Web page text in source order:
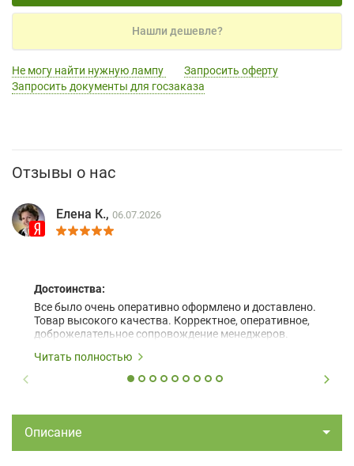
Нашли дешевле?
Не могу найти нужную лампу
Запросить оферту
Запросить документы для госзаказа
Отзывы о нас
Елена К., 06.07.2026
Достоинства:
Все было очень оперативно оформлено и доставлено.
Товар высокого качества. Корректное, оперативное,
доброжелательное сопровождение менеджеров.
Читать полностью
Описание